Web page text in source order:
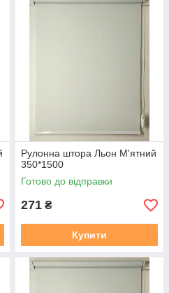
боку, це і буде розмір по
за посиланням:
sistemy-mini.html
Рулонна штора Льон М'ятний
350*1500
Готово до відправки
271 ₴
Купити